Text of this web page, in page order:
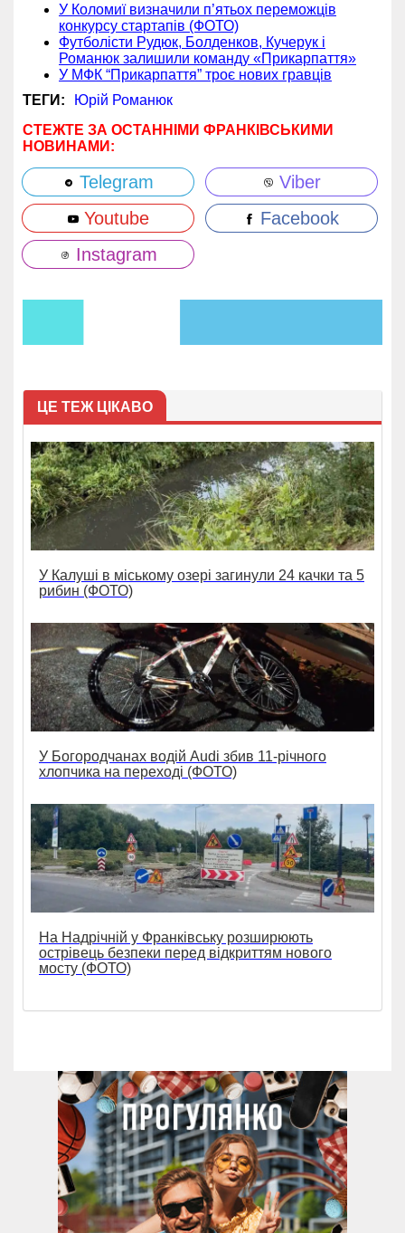
У Коломиї визначили п’ятьох переможців
конкурсу стартапів (ФОТО)
Футболісти Рудюк, Болденков, Кучерук і
Романюк залишили команду «Прикарпаття»
У МФК “Прикарпаття” троє нових гравців
ТЕГИ:
Юрій Романюк
СТЕЖТЕ ЗА ОСТАННІМИ ФРАНКІВСЬКИМИ
НОВИНАМИ:
Telegram
Viber
Youtube
Facebook
Instagram
ЦЕ ТЕЖ ЦІКАВО
У Калуші в міському озері загинули 24 качки та 5
рибин (ФОТО)
У Богородчанах водій Audi збив 11-річного
хлопчика на переході (ФОТО)
На Надрічній у Франківську розширюють
острівець безпеки перед відкриттям нового
мосту (ФОТО)